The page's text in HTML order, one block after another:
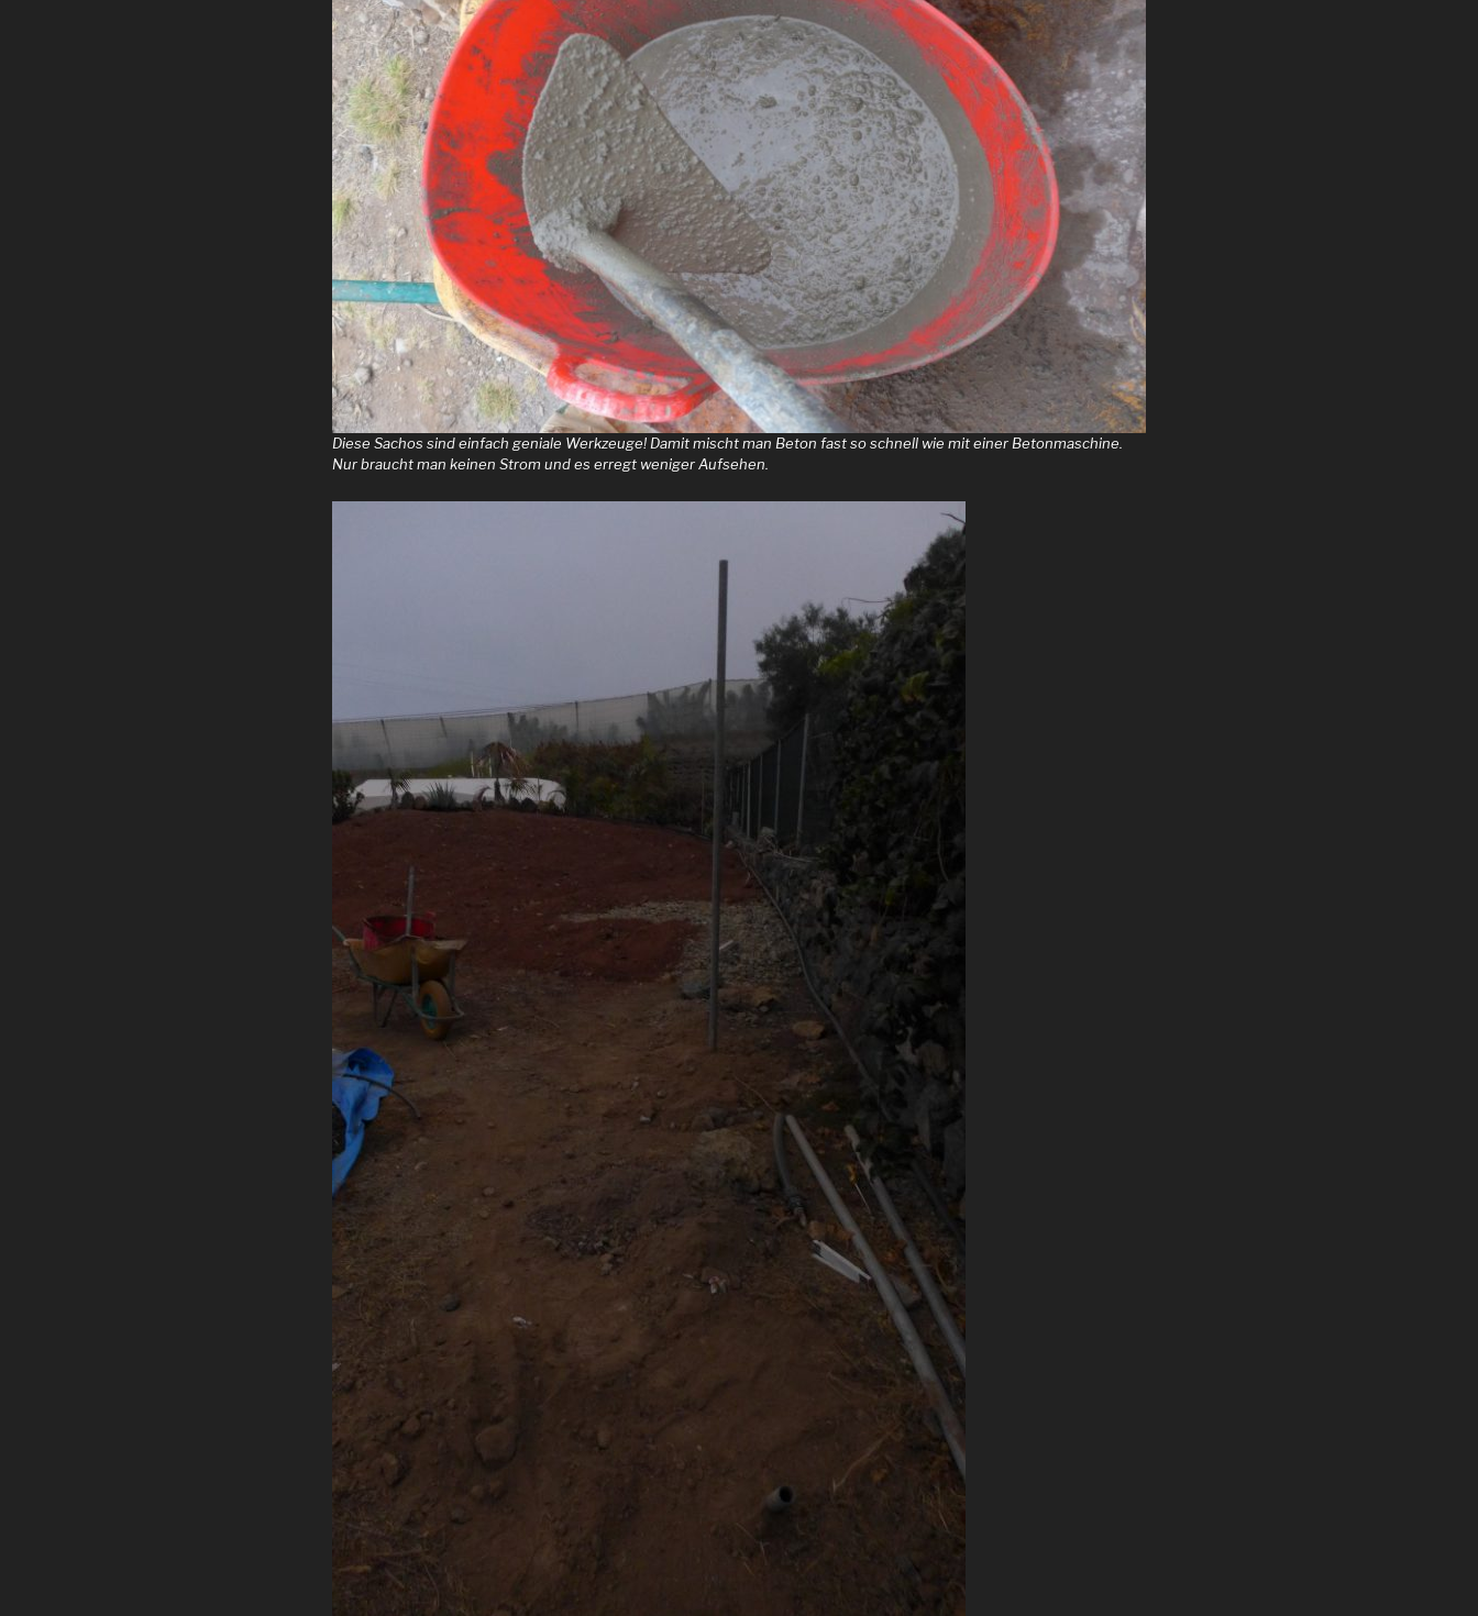
Diese Sachos sind einfach geniale Werkzeuge! Damit mischt man Beton fast so schnell wie mit einer Betonmaschine.
Nur braucht man keinen Strom und es erregt weniger Aufsehen.